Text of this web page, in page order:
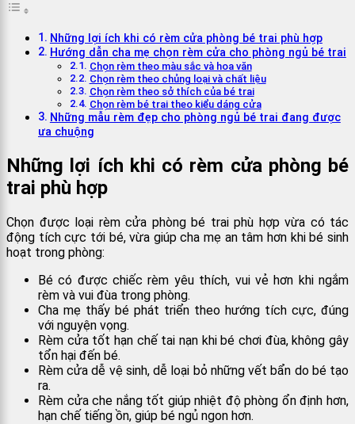
Những lợi ích khi có rèm cửa phòng bé trai phù hợp
Hướng dẫn cha mẹ chọn rèm cửa cho phòng ngủ bé trai
Chọn rèm theo màu sắc và hoa văn
Chọn rèm theo chủng loại và chất liệu
Chọn rèm theo sở thích của bé trai
Chọn rèm bé trai theo kiểu dáng cửa
Những mẫu rèm đẹp cho phòng ngủ bé trai đang được
ưa chuộng
Những lợi ích khi có rèm cửa phòng bé
trai phù hợp
Chọn được loại rèm cửa phòng bé trai phù hợp vừa có tác
động tích cực tới bé, vừa giúp cha mẹ an tâm hơn khi bé sinh
hoạt trong phòng:
Bé có được chiếc rèm yêu thích, vui vẻ hơn khi ngắm
rèm và vui đùa trong phòng.
Cha mẹ thấy bé phát triển theo hướng tích cực, đúng
với nguyện vọng.
Rèm cửa tốt hạn chế tai nạn khi bé chơi đùa, không gây
tổn hại đến bé.
Rèm cửa dễ vệ sinh, dễ loại bỏ những vết bẩn do bé tạo
ra.
Rèm cửa che nắng tốt giúp nhiệt độ phòng ổn định hơn,
hạn chế tiếng ồn, giúp bé ngủ ngon hơn.